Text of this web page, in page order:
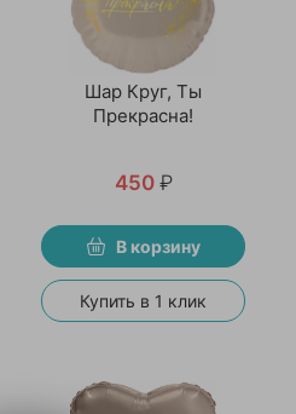
Шар Круг, Ты
Прекрасна!
450 ₽
В корзину
Купить в 1 клик